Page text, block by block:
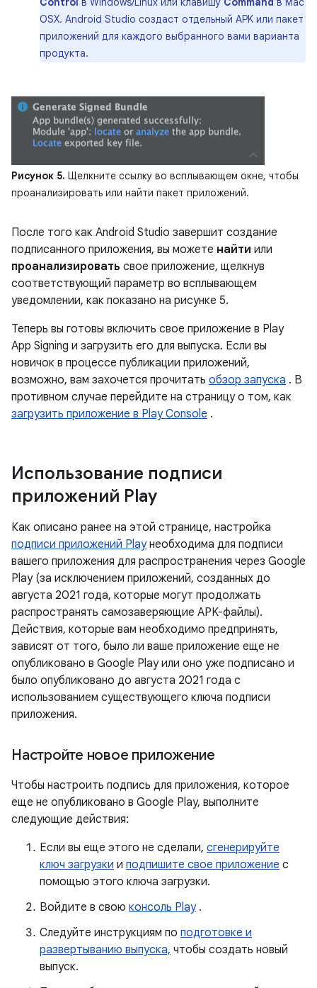
OSX. Android Studio создаст отдельный APK или пакет
приложений для каждого выбранного вами варианта
продукта.
Рисунок 5. Щелкните ссылку во всплывающем окне, чтобы
проанализировать или найти пакет приложений.
После того как Android Studio завершит создание
подписанного приложения, вы можете найти или
проанализировать свое приложение, щелкнув
соответствующий параметр во всплывающем
уведомлении, как показано на рисунке 5.
Теперь вы готовы включить свое приложение в Play
App Signing и загрузить его для выпуска. Если вы
новичок в процессе публикации приложений,
возможно, вам захочется прочитать обзор запуска . В
противном случае перейдите на страницу о том, как
загрузить приложение в Play Console .
Использование подписи
приложений Play
Как описано ранее на этой странице, настройка
подписи приложений Playнеобходима для подписи
вашего приложения для распространения через Google
Play (за исключением приложений, созданных до
августа 2021 года, которые могут продолжать
распространять самозаверяющие APK-файлы).
Действия, которые вам необходимо предпринять,
зависят от того, было ли ваше приложение еще не
опубликовано в Google Play или оно уже подписано и
было опубликовано до августа 2021 года с
использованием существующего ключа подписи
приложения.
Настройте новое приложение
Чтобы настроить подпись для приложения, которое
еще не опубликовано в Google Play, выполните
следующие действия:
Если вы еще этого не сделали, сгенерируйте
ключ загрузки и подпишите свое приложение с
помощью этого ключа загрузки.
Войдите в свою консоль Play.
Следуйте инструкциям по подготовке и
развертыванию выпуска, чтобы создать новый
выпуск.